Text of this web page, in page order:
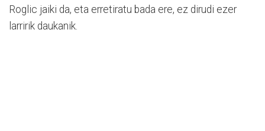
Roglic jaiki da, eta erretiratu bada ere, ez dirudi ezer
larririk daukanik.